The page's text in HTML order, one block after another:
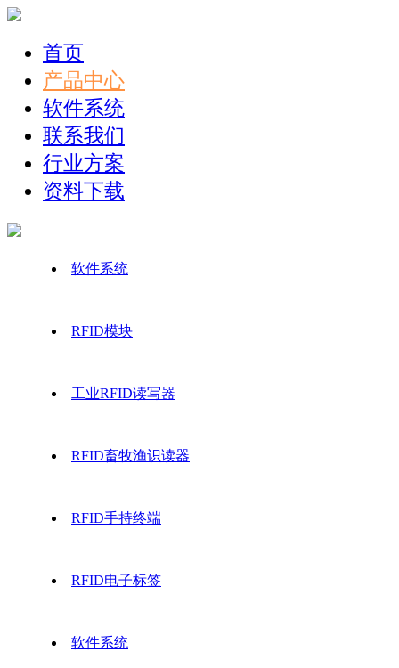
首页
产品中心
软件系统
联系我们
行业方案
资料下载
软件系统
RFID模块
工业RFID读写器
RFID畜牧渔识读器
RFID手持终端
RFID电子标签
软件系统